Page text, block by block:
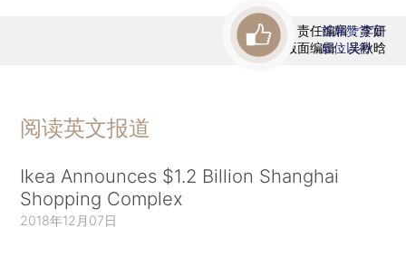
责任编辑：李妍
版面编辑：吴秋晗
首席赞赏官
虚位以待
阅读英文报道
Ikea Announces $1.2 Billion Shanghai
Shopping Complex
2018年12月07日